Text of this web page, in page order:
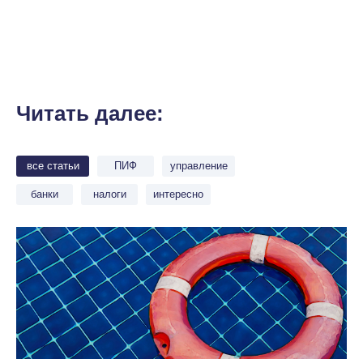
Читать далее:
все статьи ПИФ управление
банки налоги интересно